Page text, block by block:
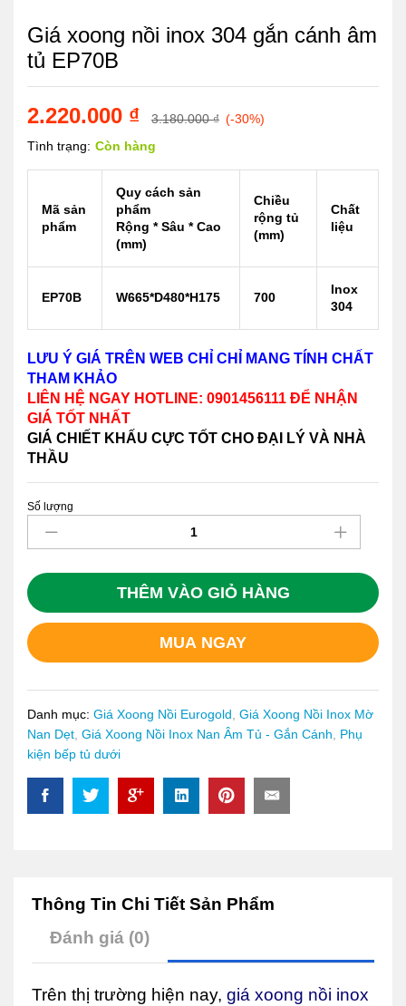
Giá xoong nồi inox 304 gắn cánh âm
tủ EP70B
2.220.000 ₫ 3.180.000₫ (-30%)
Tình trạng: Còn hàng
Mã sản
phẩm
Quy cách sản
phẩm
Rộng * Sâu * Cao
(mm)
Chiều
rộng tủ
(mm)
Chất
liệu
EP70B W665*D480*H175 700
Inox
304
LƯU Ý GIÁ TRÊN WEB CHỈ CHỈ MANG TÍNH CHẤT
THAM KHẢO
LIÊN HỆ NGAY HOTLINE: 0901456111 ĐỂ NHẬN
GIÁ TỐT NHẤT
GIÁ CHIẾT KHẤU CỰC TỐT CHO ĐẠI LÝ VÀ NHÀ
THẦU
Giá
xoong
nồi
inox
304
gắn
cánh
âm
EP70B
quantity
Số lượng
THÊM VÀO GIỎ HÀNG
MUA NGAY
Danh mục: Giá Xoong Nồi Eurogold, Giá Xoong Nồi Inox Mờ
Nan Dẹt, Giá Xoong Nồi Inox Nan Âm Tủ - Gắn Cánh, Phụ
kiện bếp tủ dưới
Thông Tin Chi Tiết Sản Phẩm
Đánh giá (0)
Trên thị trường hiện nay, giá xoong nồi inox